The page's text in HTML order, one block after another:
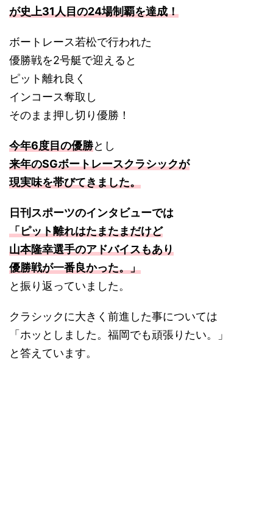
が史上31人目の24場制覇を達成！
ボートレース若松で行われた
優勝戦を2号艇で迎えると
ピット離れ良く
インコース奪取し
そのまま押し切り優勝！
今年6度目の優勝とし
来年のSGボートレースクラシックが
現実味を帯びてきました。
日刊スポーツのインタビューでは
「ピット離れはたまたまだけど
山本隆幸選手のアドバイスもあり
優勝戦が一番良かった。」
と振り返っていました。
クラシックに大きく前進した事については
「ホッとしました。福岡でも頑張りたい。」
と答えています。